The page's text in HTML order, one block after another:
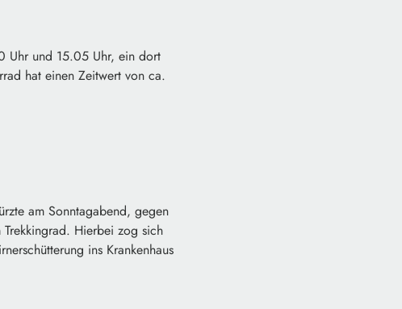
Uhr und 15.05 Uhr, ein dort
hat einen Zeitwert von ca.
am Sonntagabend, gegen
Hierbei zog sich
ins Krankenhaus